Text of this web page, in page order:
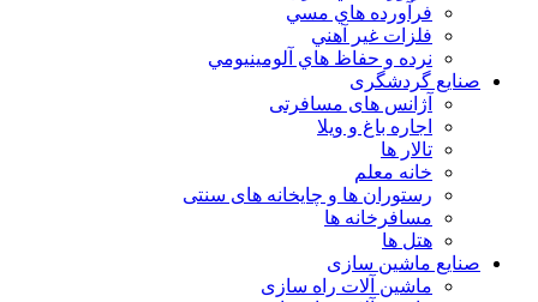
فرآورده هاي مسي
فلزات غير آهني
نرده و حفاظ هاي آلومينيومي
صنایع گردشگری
آژانس های مسافرتی
اجاره باغ و ویلا
تالار ها
خانه معلم
رستوران ها و چایخانه های سنتی
مسافرخانه ها
هتل ها
صنایع ماشین سازی
ماشین آلات راه سازی